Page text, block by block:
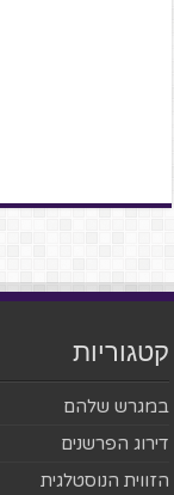
קטגוריות
במגרש שלהם
דירוג הפרשנים
הזווית הנוסטלגית